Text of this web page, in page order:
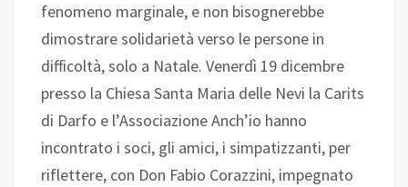
fenomeno marginale, e non bisognerebbe
dimostrare solidarietà verso le persone in
difficoltà, solo a Natale. Venerdì 19 dicembre
presso la Chiesa Santa Maria delle Nevi la Carits
di Darfo e l’Associazione Anch’io hanno
incontrato i soci, gli amici, i simpatizzanti, per
riflettere, con Don Fabio Corazzini, impegnato